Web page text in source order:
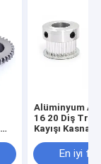
Alüminyum
16 20 Diş
Kayışı Kasnak
Testere
Volan Dişli
En iyi